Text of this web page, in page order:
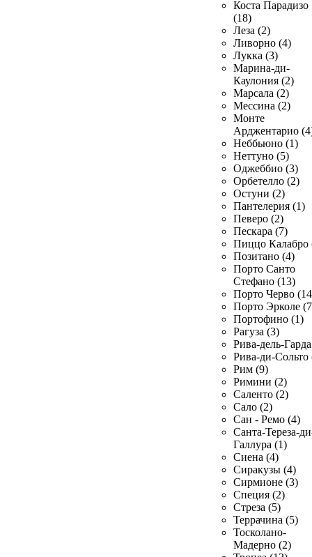
Коста Парадизо
(18)
Леза (2)
Ливорно (4)
Лукка (3)
Марина-ди-
Каулония (2)
Марсала (2)
Мессина (2)
Монте
Арджентарио
Неббьюно (1)
Неттуно (5)
Оджеббио (3)
Орбетелло (2)
Остуни (2)
Пантелерия (1)
Певеро (2)
Пескара (7)
Пиццо Калабро
Позитано (4)
Порто Санто
Стефано (13)
Порто Черво
Порто Эрколе
Портофино (1)
Рагуза (3)
Рива-дель-
Рива-ди-Сольто
Рим (9)
Римини (2)
Саленто (2)
Сало (2)
Сан - Ремо (4)
Санта-Тереза-
Галлура (1)
Сиена (4)
Сиракузы (4)
Сирмионе (3)
Специя (2)
Стреза (5)
Террачина (5)
Тосколано-
Мадерно (2)